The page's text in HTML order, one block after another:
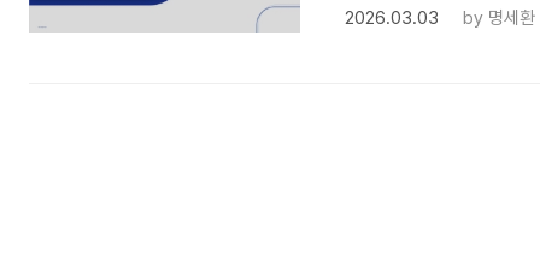
2026.03.03 by 명세